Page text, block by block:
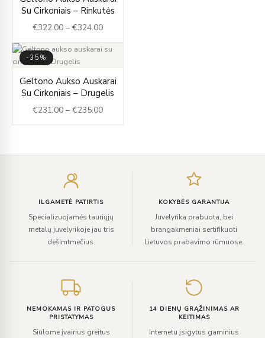
Su Cirkoniais – Rinkutės
€322.00 – €324.00
range:
€322.00
through
-35%
Geltono Aukso Auskarai
Su Cirkoniais – Drugelis
€231.00 – €235.00
range:
€231.00
through
ILGAMETĖ PATIRTIS
Specializuojamės tauriųjų
metalų juvelyrikoje jau tris
dešimtmečius.
KOKYBĖS GARANTIJA
Juvelyrika prabuota, bei
brangakmeniai sertifikuoti
Lietuvos prabavimo rūmuose.
NEMOKAMAS IR PATOGUS
PRISTATYMAS
Siūlome įvairius greitus
14 DIENŲ GRĄŽINIMAS AR
KEITIMAS
Internetu įsigytus gaminius